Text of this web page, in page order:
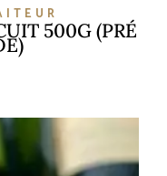
500G (PRÉ